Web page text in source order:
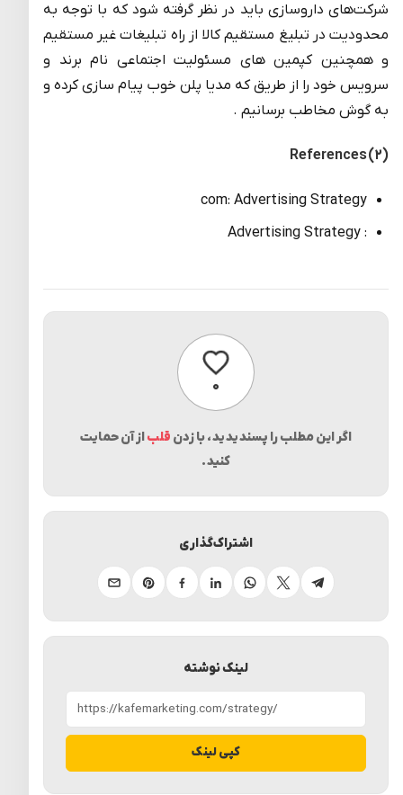
شرکت‌های داروسازی باید در نظر گرفته شود که با توجه به
محدودیت در تبلیغ مستقیم کالا از راه تبلیغات غیر مستقیم
و همچنین کپمین های مسئولیت اجتماعی نام برند و
سرویس خود را از طریق که مدیا پلن خوب پیام سازی کرده و
به گوش مخاطب برسانیم .
References (۲)
com: Advertising Strategy
: Advertising Strategy
۰پسندیدن
اگر این مطلب را پسندیدید، با زدن قلباز آن حمایت
کنید.
لینک نوشته
کپی لینک
اشتراک‌گذاری
تلگرامایکسواتساپلینکدینفیسبوکپینترستایمیل